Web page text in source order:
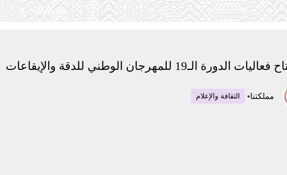
الـ19 للمهرجان الوطني للدقة والإيقاعات
مملكتنا• الثقافة والإعلام